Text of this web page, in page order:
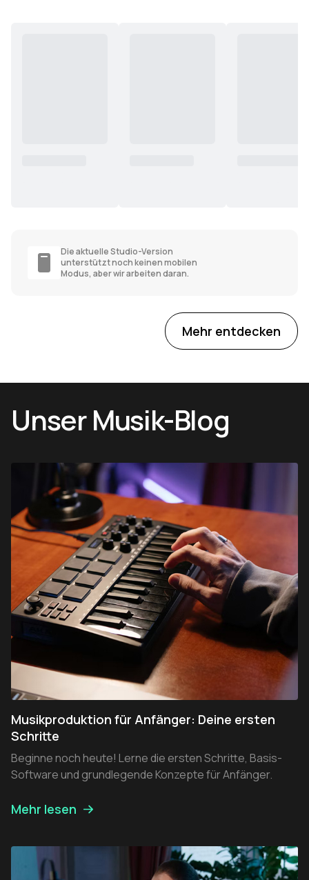
Die aktuelle Studio-Version
unterstützt noch keinen mobilen
Modus, aber wir arbeiten daran.
Mehr entdecken
Unser Musik-Blog
Musikproduktion für Anfänger: Deine ersten
Schritte
Beginne noch heute! Lerne die ersten Schritte, Basis-
Software und grundlegende Konzepte für Anfänger.
Mehr lesen